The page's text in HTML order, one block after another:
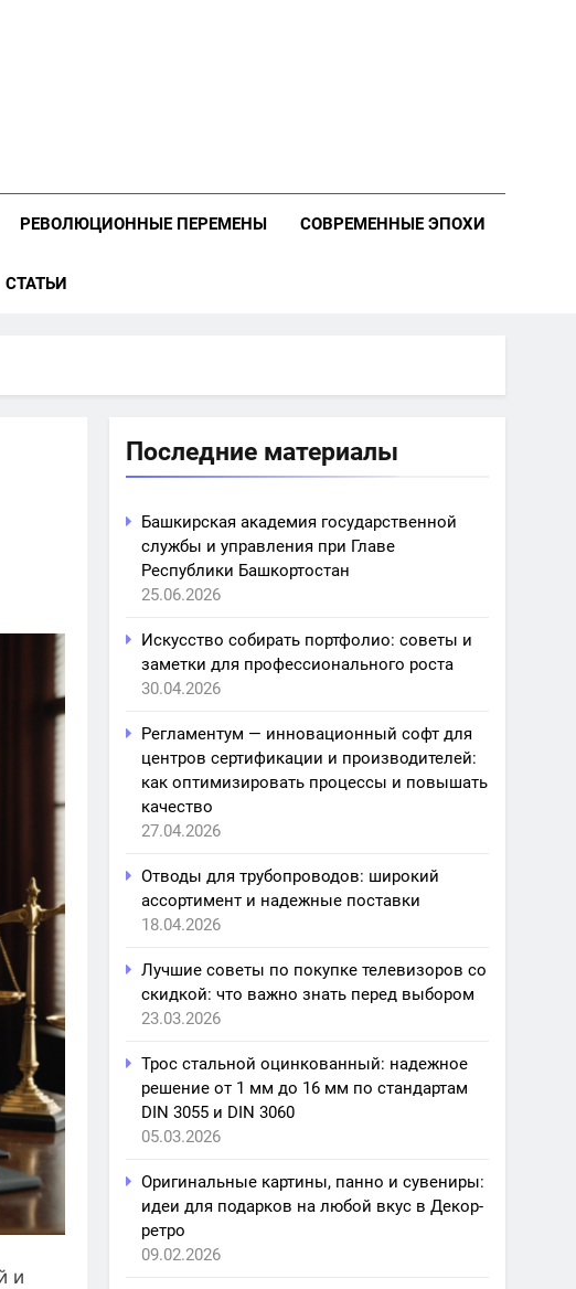
РЕВОЛЮЦИОННЫЕ ПЕРЕМЕНЫ СОВРЕМЕННЫЕ ЭПОХИ
СТАТЬИ
и
Последние материалы
Башкирская академия государственной
службы и управления при Главе
Республики Башкортостан
25.06.2026
Искусство собирать портфолио: советы и
заметки для профессионального роста
30.04.2026
Регламентум — инновационный софт для
центров сертификации и производителей:
как оптимизировать процессы и повышать
качество
27.04.2026
Отводы для трубопроводов: широкий
ассортимент и надежные поставки
18.04.2026
Лучшие советы по покупке телевизоров со
скидкой: что важно знать перед выбором
23.03.2026
Трос стальной оцинкованный: надежное
решение от 1 мм до 16 мм по стандартам
DIN 3055 и DIN 3060
05.03.2026
Оригинальные картины, панно и сувениры:
идеи для подарков на любой вкус в Декор-
ретро
09.02.2026